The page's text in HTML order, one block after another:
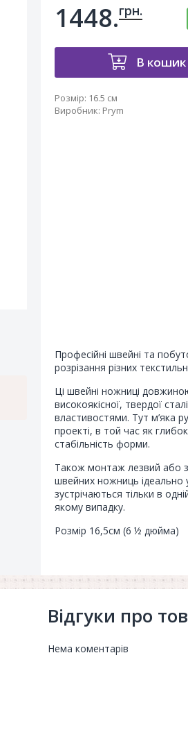
1448.грн.
В кошик
Розмір: 16.5 см
Виробник: Prym
Професійні швейні та
розрізання різних
Ці швейні ножниці
високоякісної, твердої
властивостями. Тут м’яка
проекті, в той час як
стабільність форми.
Також монтаж лезвий або
швейних ножниць ідеально
зустрічаються тільки в
якому випадку.
Розмір 16,5см (6 ½ дюйма)
Відгуки про
Нема коментарів